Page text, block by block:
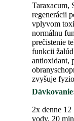
Taraxacum,
regenerácii
vplyvom
normálnu
prečistenie
funkcii
antioxidant,
zvyšuje
2x denne
vody, 20